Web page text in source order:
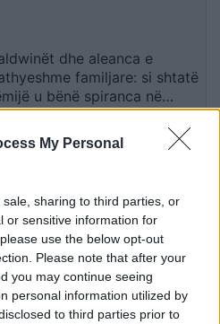
My Personal
sharing to third parties, or
or sensitive information for
use the below opt-out
Please note that after your
you may continue seeing
personal information utilized by
to third parties prior to
dhe aleanca e
familjare: si shtatë
u bënë spiranca në
më të fortë
të pathëna